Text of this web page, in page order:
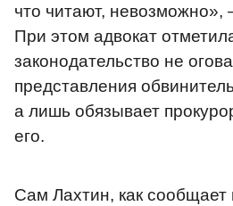
что читают, невозможно»,
При этом адвокат
законодательство не
представления
а лишь обязывает
его.
Сам Лахтин, как сообщает